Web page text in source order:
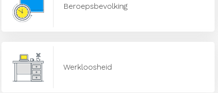
Beroepsbevolking
Werkloosheid